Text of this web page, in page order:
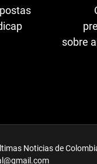
sobre
Noticias de